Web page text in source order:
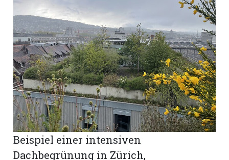
Beispiel einer intensiven
Dachbegrünung in Zürich,